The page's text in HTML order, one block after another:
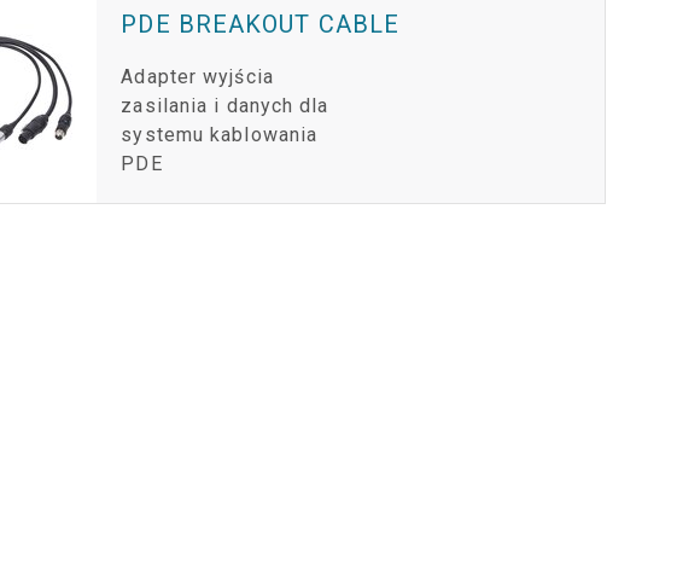
PDE BREAKOUT CABLE
Adapter wyjścia
zasilania i danych dla
systemu kablowania
PDE